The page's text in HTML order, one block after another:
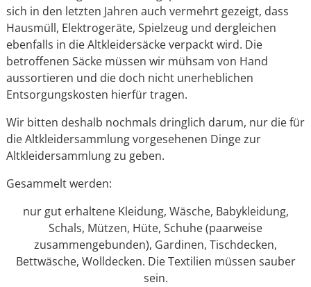
sich in den letzten Jahren auch vermehrt gezeigt, dass
Hausmüll, Elektrogeräte, Spielzeug und dergleichen
ebenfalls in die Altkleidersäcke verpackt wird. Die
betroffenen Säcke müssen wir mühsam von Hand
aussortieren und die doch nicht unerheblichen
Entsorgungskosten hierfür tragen.
Wir bitten deshalb nochmals dringlich darum, nur die für
die Altkleidersammlung vorgesehenen Dinge zur
Altkleidersammlung zu geben.
Gesammelt werden:
nur gut erhaltene Kleidung, Wäsche, Babykleidung,
Schals, Mützen, Hüte, Schuhe (paarweise
zusammengebunden), Gardinen, Tischdecken,
Bettwäsche, Wolldecken. Die Textilien müssen sauber
sein.